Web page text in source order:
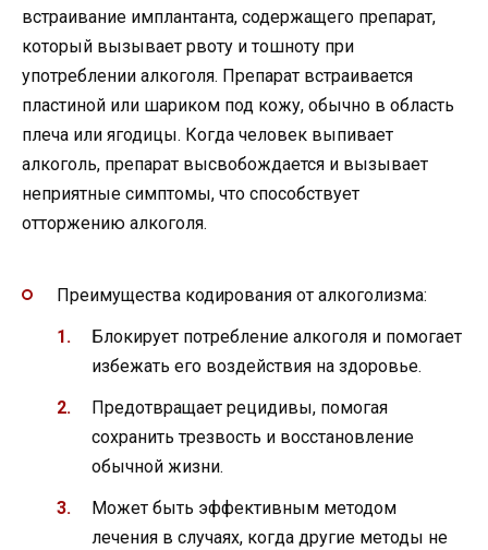
встраивание имплантанта, содержащего препарат,
который вызывает рвоту и тошноту при
употреблении алкоголя. Препарат встраивается
пластиной или шариком под кожу, обычно в область
плеча или ягодицы. Когда человек выпивает
алкоголь, препарат высвобождается и вызывает
неприятные симптомы, что способствует
отторжению алкоголя.
Преимущества кодирования от алкоголизма:
Блокирует потребление алкоголя и помогает
избежать его воздействия на здоровье.
Предотвращает рецидивы, помогая
сохранить трезвость и восстановление
обычной жизни.
Может быть эффективным методом
лечения в случаях, когда другие методы не